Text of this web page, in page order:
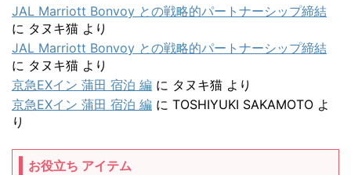
JAL Marriott Bonvoy との戦略的パートナーシップ締結
に タヌキ猫 より
JAL Marriott Bonvoy との戦略的パートナーシップ締結
に タヌキ猫 より
京急EXイン 蒲田 宿泊 編 に タヌキ猫 より
京急EXイン 蒲田 宿泊 編 に TOSHIYUKI SAKAMOTO よ
り
お役立ち アイテム